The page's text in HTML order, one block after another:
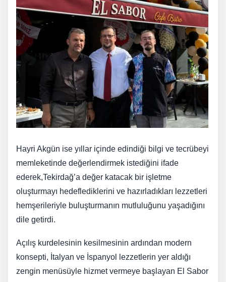
Hayri Akgün ise yıllar içinde edindiği bilgi ve tecrübeyi
memleketinde değerlendirmek istediğini ifade
ederek,Tekirdağ’a değer katacak bir işletme
oluşturmayı hedeflediklerini ve hazırladıkları lezzetleri
hemşerileriyle buluşturmanın mutluluğunu yaşadığını
dile getirdi.
Açılış kurdelesinin kesilmesinin ardından modern
konsepti, İtalyan ve İspanyol lezzetlerin yer aldığı
zengin menüsüyle hizmet vermeye başlayan El Sabor